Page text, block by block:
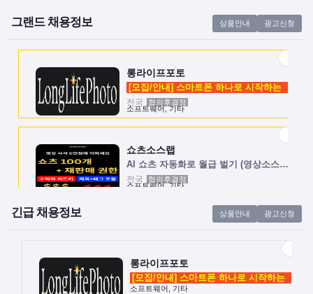
그랜드 채용정보 상품안내 광고신청
롱라이프포토
[모집/안내] 스마트폰 하나로 시작하는 …
소프트웨어, 기타
전국 협의후결정
쇼츠소스랩
AI 쇼츠 자동화로 월급 벌기 (영상소스…
소프트웨어, 기타
전국 협의후결정
[모집/안내] 스마트폰 하나로 시작하는 …
소프트웨어, 기타
긴급 채용정보 상품안내 광고신청
롱라이프포토
[모집/안내] 스마트폰 하나로 시작하는 …
소프트웨어, 기타